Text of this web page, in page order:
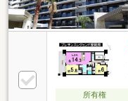
所有権